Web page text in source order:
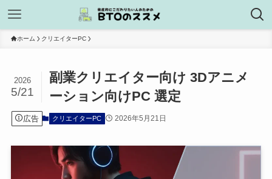
ホーム クリエイターPC
副業クリエイター向け 3Dアニメ
ーション向けPC 選定
2026
5/21
広告 クリエイターPC 2026年5月21日